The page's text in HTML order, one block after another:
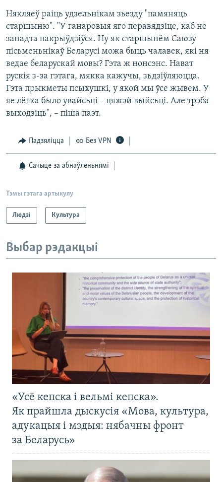
Някляеў раіць удзельнікам зьезду "памяняць
старшыню". "У ганаровыя яго перавядзіце, каб не
занадта пакрыўдзіўся. Ну як старшынём Саюзу
пісьменьнікаў Беларусі можа быць чалавек, які ня
ведае беларускай мовы? Гэта ж нонсэнс. Нават
рускія з-за гэтага, мякка кажучы, зьдзіўляюцца.
Гэта прыкметы псыхушкі, у якой мы ўсе жывем. У
яе лёгка было увайсьці – цяжэй выйсьці. Але трэба
выходзіць", – піша паэт.
Падзяліцца Без VPN
Сачыце за абнаўленьнямі
Тэмы гэтага артыкулу
Людзі Культура
Выбар рэдакцыі
«Усё кепска і вельмі кепска».
Як прайшла дыскусія «Мова, культура,
адукацыя і мэдыя: нябачны фронт
за Беларусь»